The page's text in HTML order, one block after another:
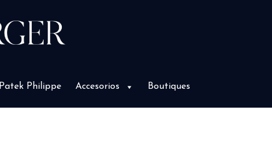
Patek Philippe Accesorios Boutiques